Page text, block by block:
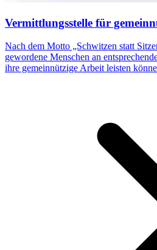
Vermittlungsstelle für
Nach dem Motto „Schwitzen statt
gewordene Menschen an
ihre gemeinnützige Arbeit leisten